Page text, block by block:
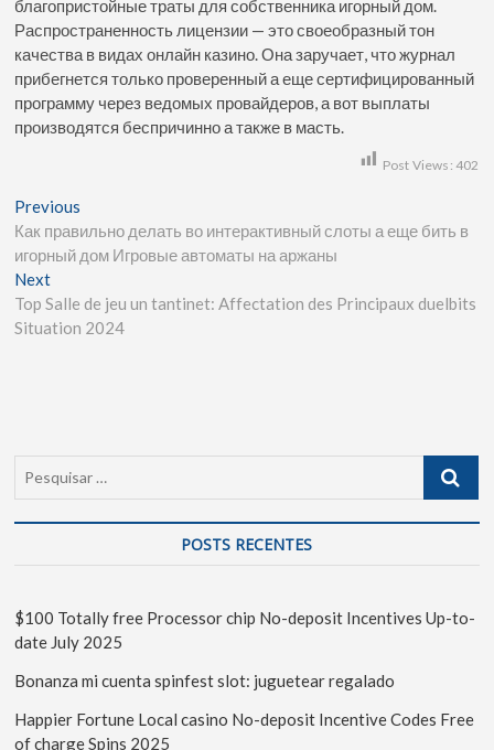
благопристойные траты для собственника игорный дом.
Распространенность лицензии — это своеобразный тон
качества в видах онлайн казино. Она заручает, что журнал
прибегнется только проверенный а еще сертифицированный
программу через ведомых провайдеров, а вот выплаты
производятся беспричинно а также в масть.
Post Views: 402
Previous
Как правильно делать во интерактивный слоты а еще бить в
игорный дом Игровые автоматы на аржаны
Next
Top Salle de jeu un tantinet: Affectation des Principaux duelbits
Situation 2024
POSTS RECENTES
$100 Totally free Processor chip No-deposit Incentives Up-to-
date July 2025
Bonanza mi cuenta spinfest slot: juguetear regalado
Happier Fortune Local casino No-deposit Incentive Codes Free
of charge Spins 2025